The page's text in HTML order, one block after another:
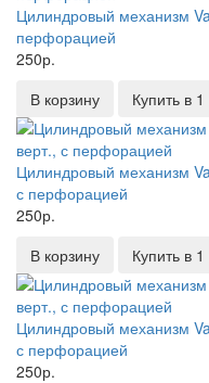
Цилиндровый механизм
перфорацией
250р.
В корзину
Купить в 1
Цилиндровый механизм
с перфорацией
250р.
В корзину
Купить в 1
Цилиндровый механизм
с перфорацией
250р.